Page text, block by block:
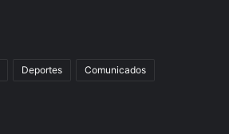
Deportes Comunicados